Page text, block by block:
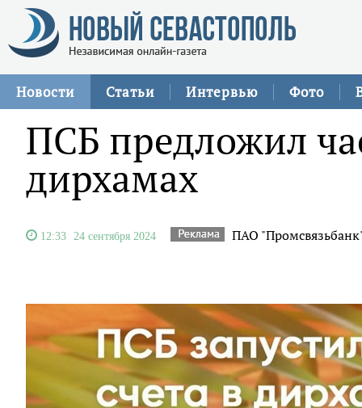
Новости Статьи Интервью Фото
ПСБ предложил
дирхамах
12:33 24 сентября 2024 ПАО